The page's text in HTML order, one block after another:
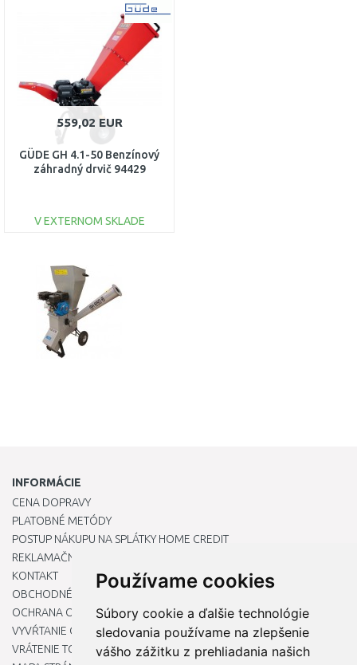
Používame cookies
Súbory cookie a ďalšie technológie
sledovania používame na zlepšenie
vášho zážitku z prehliadania našich
DO KOŠÍKA
Porovnať
559,02 EUR
GÜDE GH 4.1-50 Benzínový
záhradný drvič 94429
V EXTERNOM SKLADE
Porovnať
INFORMÁCIE
CENA DOPRAVY
PLATOBNÉ METÓDY
POSTUP NÁKUPU NA SPLÁTKY HOME CREDIT
REKLAMAČNÝ PORIADOK
KONTAKT
OBCHODNÉ PODMIENKY
OCHRANA OSOBNÝCH ÚDAJOV
VYVŔTANIE OTVORU DO DREZU PRE KUCHYNSKÚ BATÉRIU
VRÁTENIE TOVARU / REKLAMÁCIE